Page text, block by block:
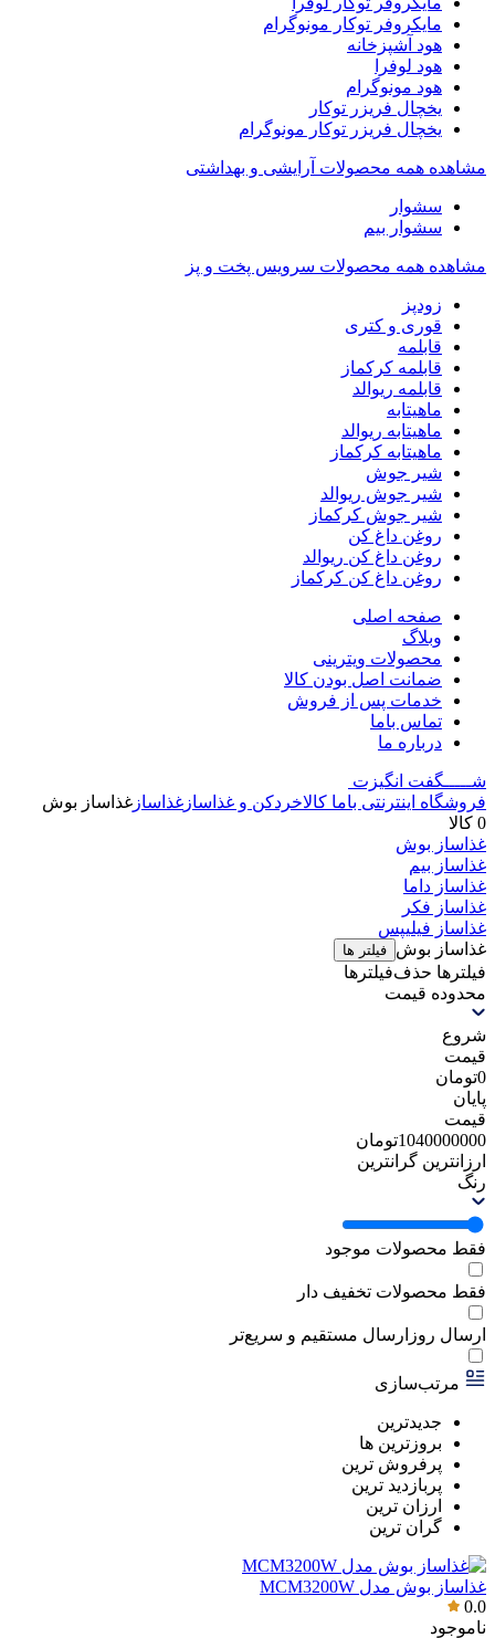
مایکروفر توکار مونوگرام
هود آشپزخانه
هود لوفرا
هود مونوگرام
یخچال فریزر توکار
یخچال فریزر توکار مونوگرام
مشاهده همه محصولات آرایشی و بهداشتی
سشوار
سشوار بیم
مشاهده همه محصولات سرویس پخت و پز
زودپز
قوری و کتری
قابلمه
قابلمه کرکماز
قابلمه ریوالد
ماهیتابه
ماهیتابه ریوالد
ماهیتابه کرکماز
شیر جوش
شیر جوش ریوالد
شیر جوش کرکماز
روغن داغ کن
روغن داغ کن ریوالد
روغن داغ کن کرکماز
صفحه اصلی
وبلاگ
محصولات ویترینی
ضمانت اصل بودن کالا
خدمات پس از فروش
تماس باما
درباره ما
شـــــگفت انگیزت
فروشگاه اینترنتی باما کالاخردکن و غذاساز غذاساز غذاساز بوش
0 کالا
غذاساز بوش
غذاساز بیم
غذاساز داما
غذاساز فکر
غذاساز فیلیپس
غذاساز بوش فیلتر ها
فیلترها حذف‌فیلتر‌ها
محدوده قیمت
شروع
قیمت
0تومان
پایان
قیمت
1040000000تومان
ارزانترین گرانترین
رنگ
فقط محصولات موجود
فقط محصولات تخفیف دار
ارسال روز ارسال مستقیم و سریع‌تر
مرتب‌سازی
جدیدترین
بروزترین ها
پرفروش ترین
پربازدید ترین
ارزان ترین
گران ترین
غذاساز بوش مدل MCM3200W
0.0
ناموجود